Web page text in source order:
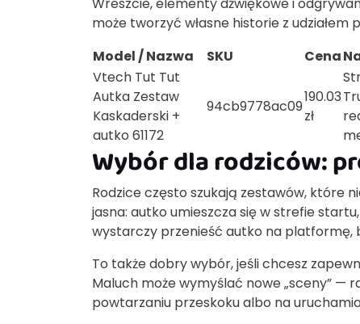
może tworzyć własne historie z udziałem
Model / Nazwa
SKU Cena
Vtech Tut Tut
Autka Zestaw
Kaskaderski +
autko 61172
94cb9778ac09
190.03
zł
Wybór dla rodziców:
Rodzice często szukają zestawów, które
jasna: autko umieszcza się w strefie
wystarczy przenieść autko na platformę,
To także dobry wybór, jeśli chcesz
Maluch może wymyślać nowe „sceny” —
powtarzaniu przeskoku albo na